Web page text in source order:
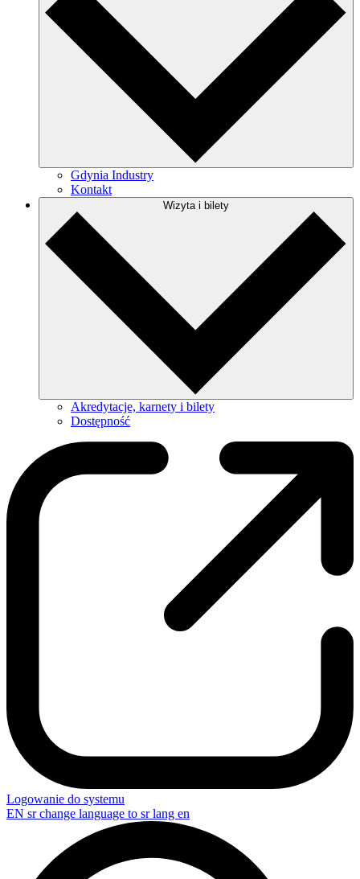
Gdynia Industry
Kontakt
Wizyta i bilety
Akredytacje, karnety i bilety
Dostępność
Logowanie do systemu
EN sr change language to sr lang en